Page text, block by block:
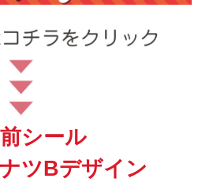
シール
ツBデザイン